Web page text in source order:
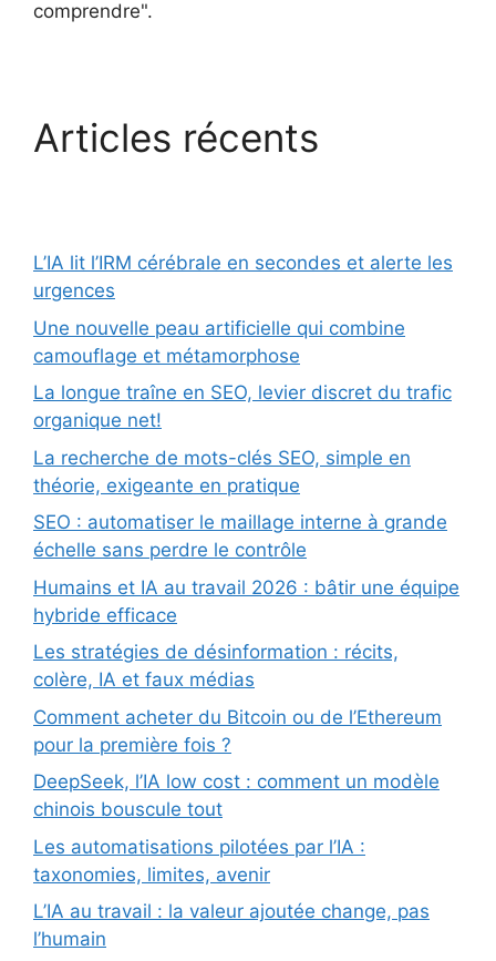
comprendre".
Articles récents
L’IA lit l’IRM cérébrale en secondes et alerte les
urgences
Une nouvelle peau artificielle qui combine
camouflage et métamorphose
La longue traîne en SEO, levier discret du trafic
organique net!
La recherche de mots-clés SEO, simple en
théorie, exigeante en pratique
SEO : automatiser le maillage interne à grande
échelle sans perdre le contrôle
Humains et IA au travail 2026 : bâtir une équipe
hybride efficace
Les stratégies de désinformation : récits,
colère, IA et faux médias
Comment acheter du Bitcoin ou de l’Ethereum
pour la première fois ?
DeepSeek, l’IA low cost : comment un modèle
chinois bouscule tout
Les automatisations pilotées par l’IA :
taxonomies, limites, avenir
L’IA au travail : la valeur ajoutée change, pas
l’humain